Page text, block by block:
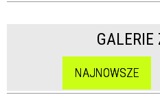
GALERIE
NAJNOWSZE